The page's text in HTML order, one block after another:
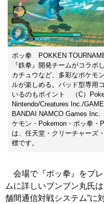
ポッ拳 POKKEN
『鉄拳』開発チームがコラボ
カチュウなど、多彩なポケモ
ルが楽しめる。パッド型専用
いるのもポイント （C）
Nintendo/Creatures Inc./
BANDAI NAMCO Games
ケモン・Pokemon・ポッ拳・
は、任天堂・クリーチャーズ
標です。
会場で『ポッ拳』をプ
ムに詳しいブンブン丸氏
舗間通信対戦システム”に